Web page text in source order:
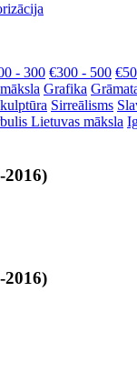
- 300 €300 - 500
Grafika
Sirreālisms
Lietuvas māksla
2016)
2016)